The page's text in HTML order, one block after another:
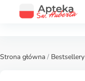
Strona główna / Bestsellery